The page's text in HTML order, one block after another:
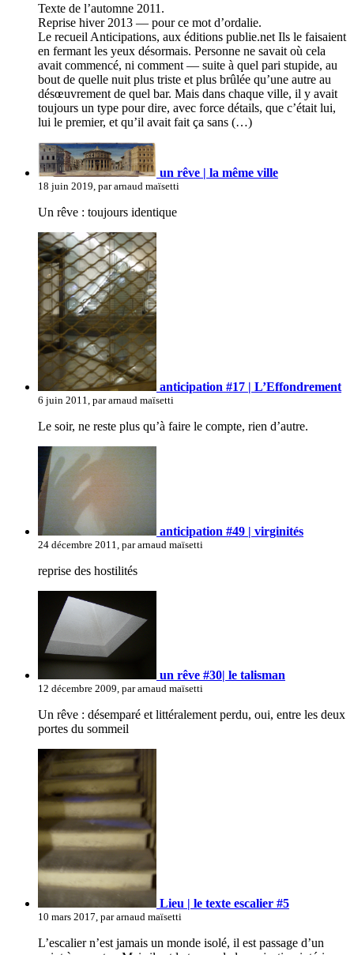
Texte de l’automne 2011.
Reprise hiver 2013 — pour ce mot d’ordalie.
Le recueil Anticipations, aux éditions publie.net Ils le faisaient
en fermant les yeux désormais. Personne ne savait où cela
avait commencé, ni comment — suite à quel pari stupide, au
bout de quelle nuit plus triste et plus brûlée qu’une autre au
désœuvrement de quel bar. Mais dans chaque ville, il y avait
toujours un type pour dire, avec force détails, que c’était lui,
lui le premier, et qu’il avait fait ça sans (…)
un rêve | la même ville
18 juin 2019, par arnaud maïsetti
Un rêve : toujours identique
anticipation #17 | L’Effondrement
6 juin 2011, par arnaud maïsetti
Le soir, ne reste plus qu’à faire le compte, rien d’autre.
anticipation #49 | virginités
24 décembre 2011, par arnaud maïsetti
reprise des hostilités
un rêve #30| le talisman
12 décembre 2009, par arnaud maïsetti
Un rêve : désemparé et littéralement perdu, oui, entre les deux
portes du sommeil
Lieu | le texte escalier #5
10 mars 2017, par arnaud maïsetti
L’escalier n’est jamais un monde isolé, il est passage d’un